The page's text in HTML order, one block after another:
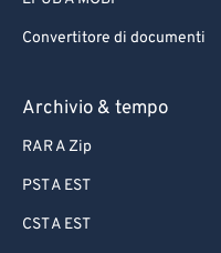
Convertitore di documenti
Archivio & tempo
RAR A Zip
PST A EST
CST A EST